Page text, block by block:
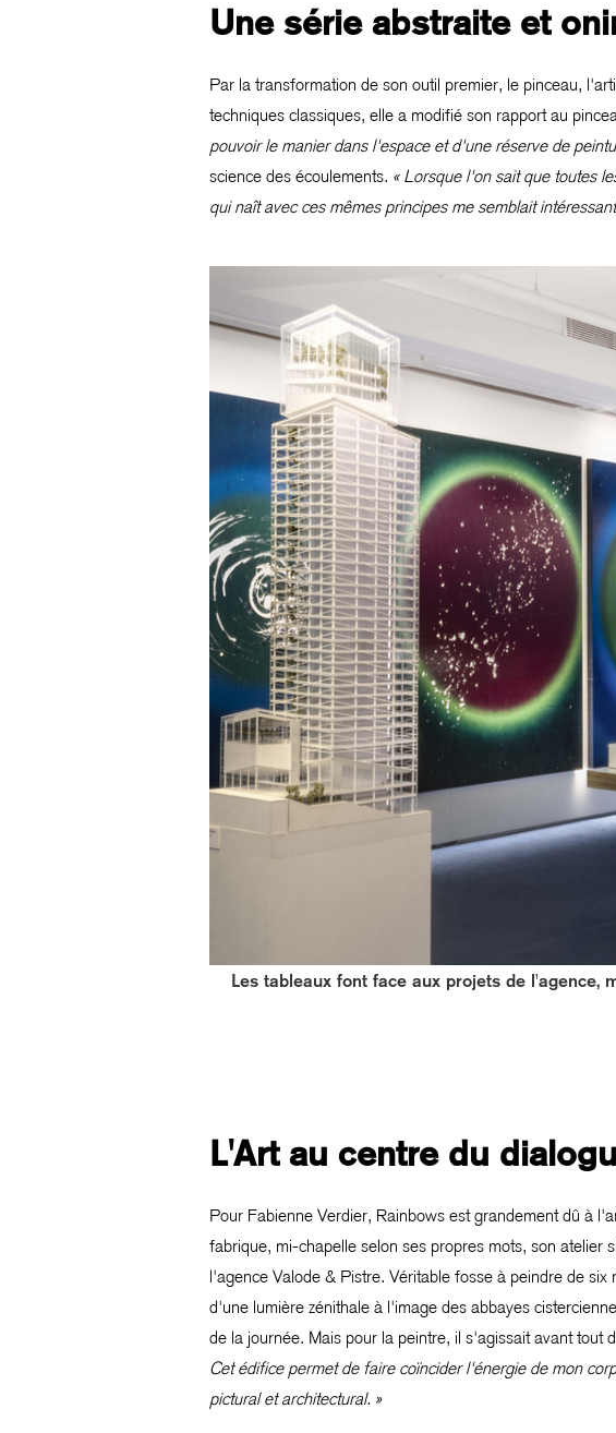
Une série abstraite et
Par la transformation de son outil premier, le pinceau,
techniques classiques, elle a modifié son rapport au
pouvoir le manier dans l'espace et d'une réserve de
science des écoulements. « Lorsque l'on sait que toutes
qui naît avec ces mêmes principes me semblait
Les tableaux font face aux projets de
L'Art au centre du
Pour Fabienne Verdier, Rainbows est grandement dû à
fabrique, mi-chapelle selon ses propres mots, son
l'agence Valode & Pistre. Véritable fosse à peindre de
d'une lumière zénithale à l'image des abbayes
de la journée. Mais pour la peintre, il s'agissait avant
Cet édifice permet de faire coïncider l'énergie de mon
pictural et architectural. »